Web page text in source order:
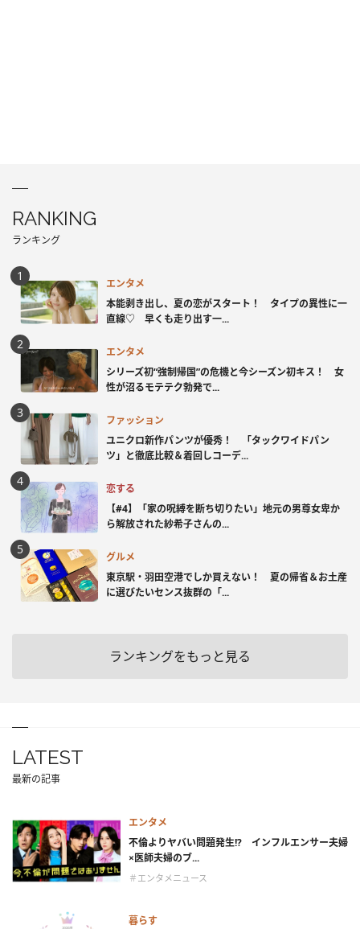
RANKING
ランキング
エンタメ
本能剥き出し、夏の恋がスタート！ タイプの異性に一
直線♡ 早くも走り出す一...
エンタメ
シリーズ初“強制帰国”の危機と今シーズン初キス！ 女
性が沼るモテテク勃発で...
ファッション
ユニクロ新作パンツが優秀！ 「タックワイドパン
ツ」と徹底比較＆着回しコーデ...
恋する
【#4】「家の呪縛を断ち切りたい」地元の男尊女卑か
ら解放された紗希子さんの...
グルメ
東京駅・羽田空港でしか買えない！ 夏の帰省＆お土産
に選びたいセンス抜群の「...
ランキングをもっと見る
LATEST
最新の記事
エンタメ
不倫よりヤバい問題発生!? インフルエンサー夫婦
×医師夫婦のブ...
＃エンタメニュース
暮らす